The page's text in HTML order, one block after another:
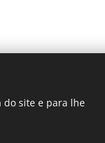
do site e para lhe